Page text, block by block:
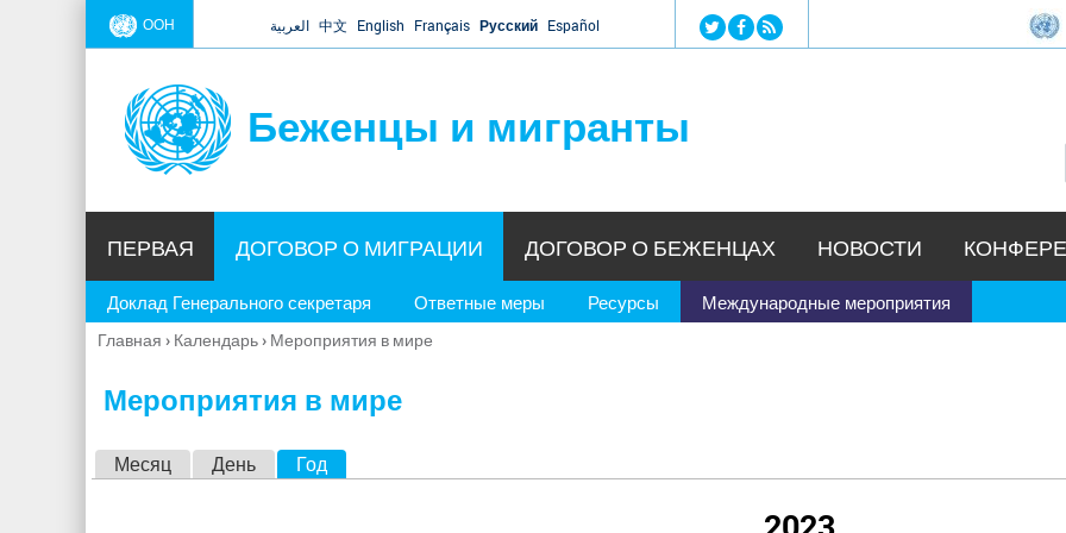
Jump to navigation
ООН العربية 中文 English Français Русский Español
Беженцы и мигранты
ПЕРВАЯ ДОГОВОР О МИГРАЦИИ
Доклад Генерального секретаря Ответные меры Ресурсы Международные мероприятия
ДОГОВОР О БЕЖЕНЦАХ НОВОСТИ
Вы
Главная › Календарь› Мероприятия в мире
Мероприятия в мире
Месяц День Год